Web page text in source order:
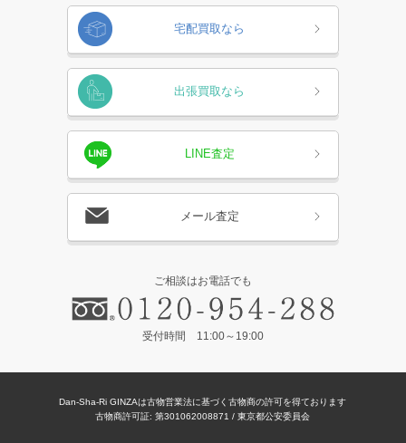
宅配買取なら
出張買取なら
LINE査定
メール査定
ご相談はお電話でも
受付時間 11:00～19:00
Dan-Sha-Ri GINZAは古物営業法に基づく古物商の許可を得ております
古物商許可証: 第301062008871 / 東京都公安委員会